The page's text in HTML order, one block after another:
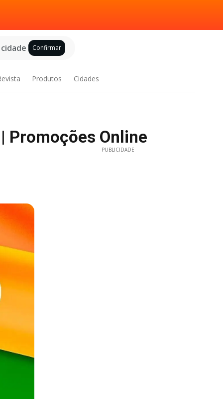
Confirmar
Produtos Cidades
Promoções Online
PUBLICIDADE